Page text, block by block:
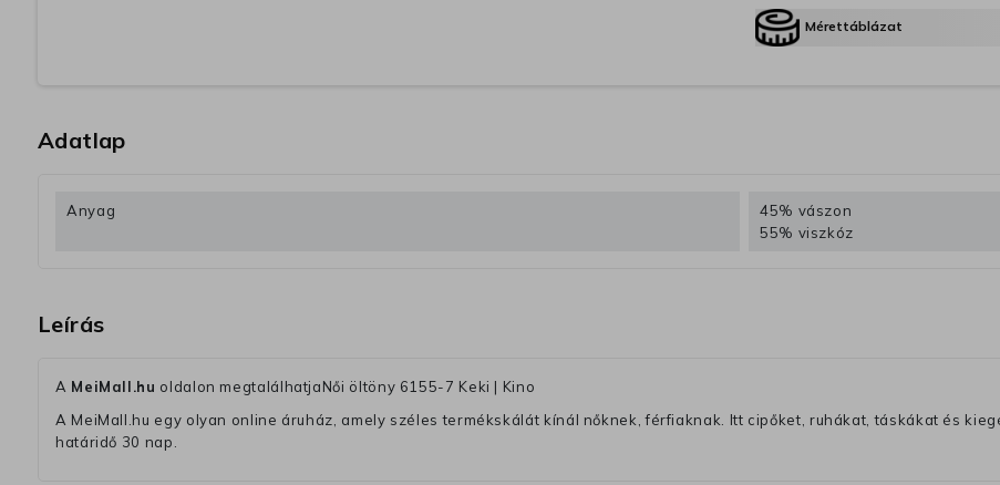
Mérettáblázat
Adatlap
Anyag
45% vászon
55% viszkóz
Leírás
A MeiMall.hu oldalon megtalálhatjaNői öltöny 6155-7 Keki | Kino
A MeiMall.hu egy olyan online áruház, amely széles termékskálát kínál nőknek, férfiaknak. Itt cipőket, ruhákat, táskákat és
határidő 30 nap.